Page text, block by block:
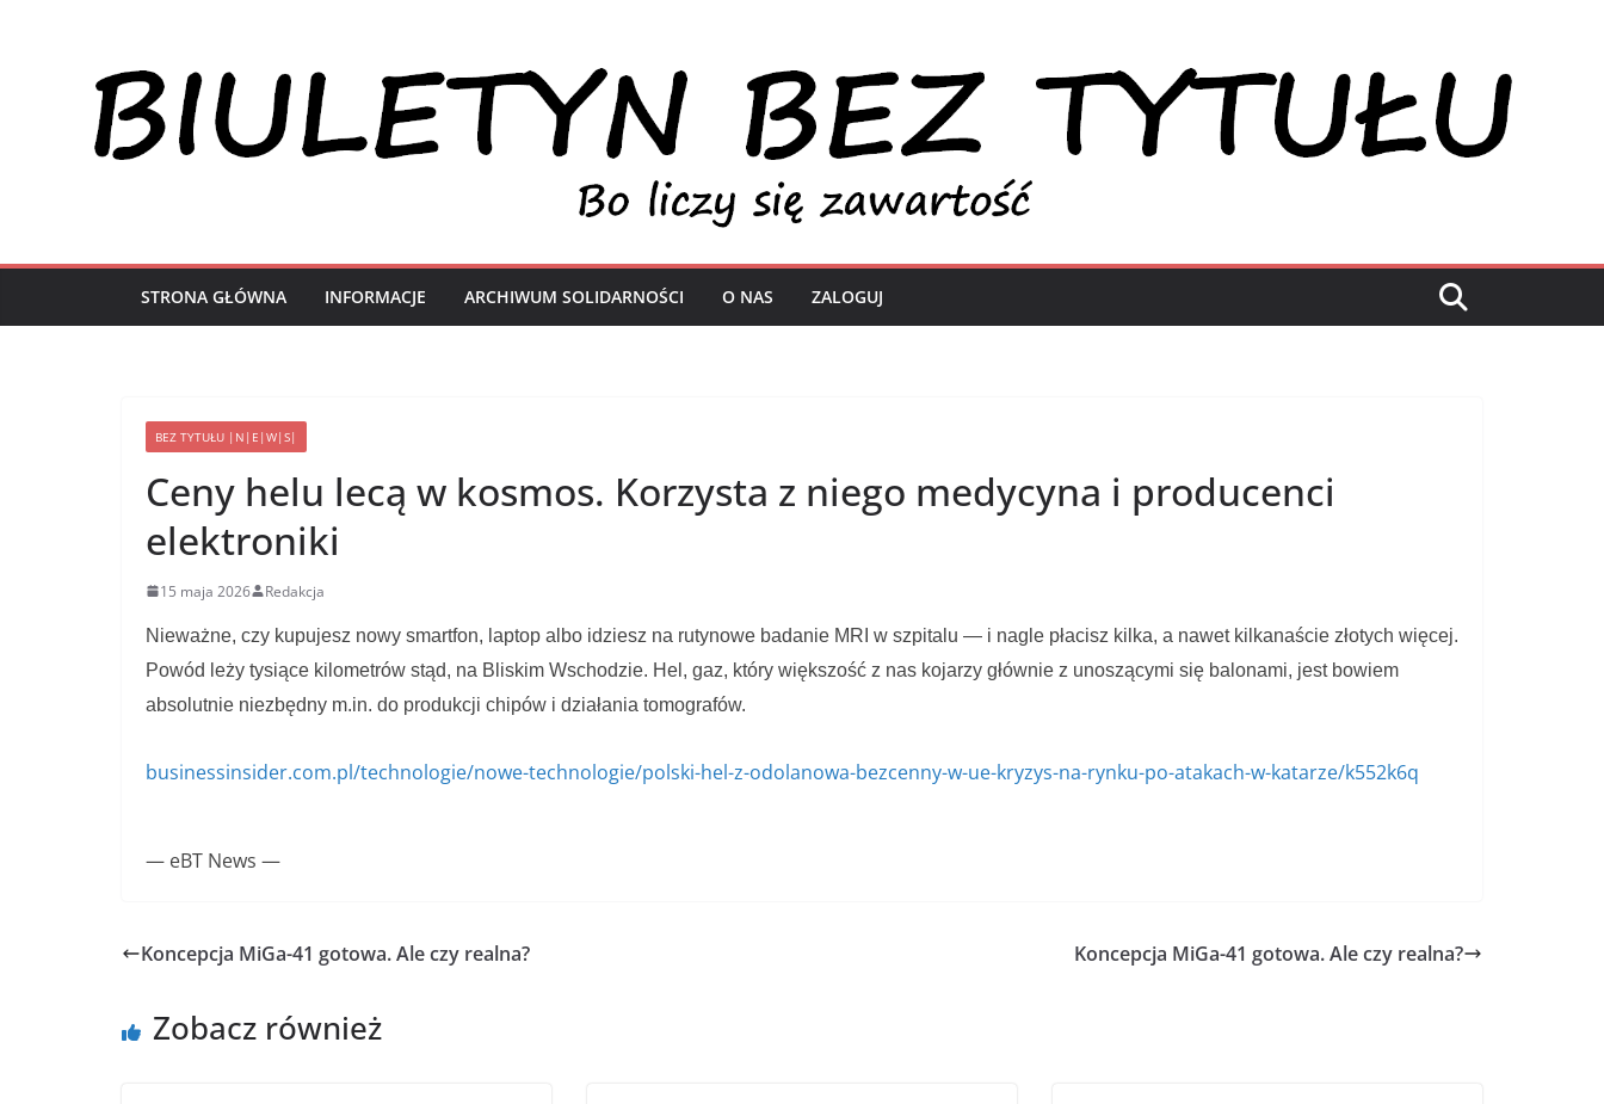
STRONA GŁÓWNA INFORMACJE ARCHIWUM SOLIDARNOŚCI O NAS ZALOGUJ
BEZ TYTUŁU |N|E|W|S|
Ceny helu lecą w kosmos. Korzysta z niego medycyna i producenci
elektroniki
15 maja 2026 Redakcja
Nieważne, czy kupujesz nowy smartfon, laptop albo idziesz na rutynowe badanie MRI w szpitalu — i nagle płacisz kilka, a nawet kilkanaście złotych więcej.
Powód leży tysiące kilometrów stąd, na Bliskim Wschodzie. Hel, gaz, który większość z nas kojarzy głównie z unoszącymi się balonami, jest bowiem
absolutnie niezbędny m.in. do produkcji chipów i działania tomografów.
businessinsider.com.pl/technologie/nowe-technologie/polski-hel-z-odolanowa-bezcenny-w-ue-kryzys-na-rynku-po-atakach-w-katarze/k552k6q
— eBT News —
Koncepcja MiGa-41 gotowa. Ale czy realna? Koncepcja MiGa-41 gotowa. Ale czy realna?
Zobacz również